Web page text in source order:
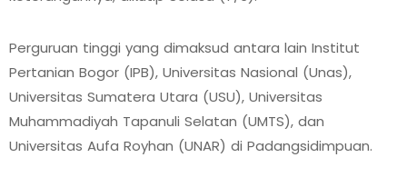
Perguruan tinggi yang dimaksud antara lain Institut
Pertanian Bogor (IPB), Universitas Nasional (Unas),
Universitas Sumatera Utara (USU), Universitas
Muhammadiyah Tapanuli Selatan (UMTS), dan
Universitas Aufa Royhan (UNAR) di Padangsidimpuan.